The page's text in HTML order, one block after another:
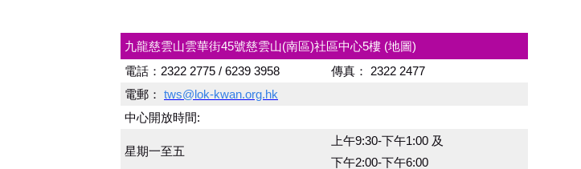
九龍慈雲山雲華街45號慈雲山(南區)社區中心5樓 (地圖)
電話：2322 2775 / 6239 3958
傳真： 2322 2477
電郵： tws@lok-kwan.org.hk
中心開放時間:
星期一至五
上午9:30-下午1:00 及
下午2:00-下午6:00